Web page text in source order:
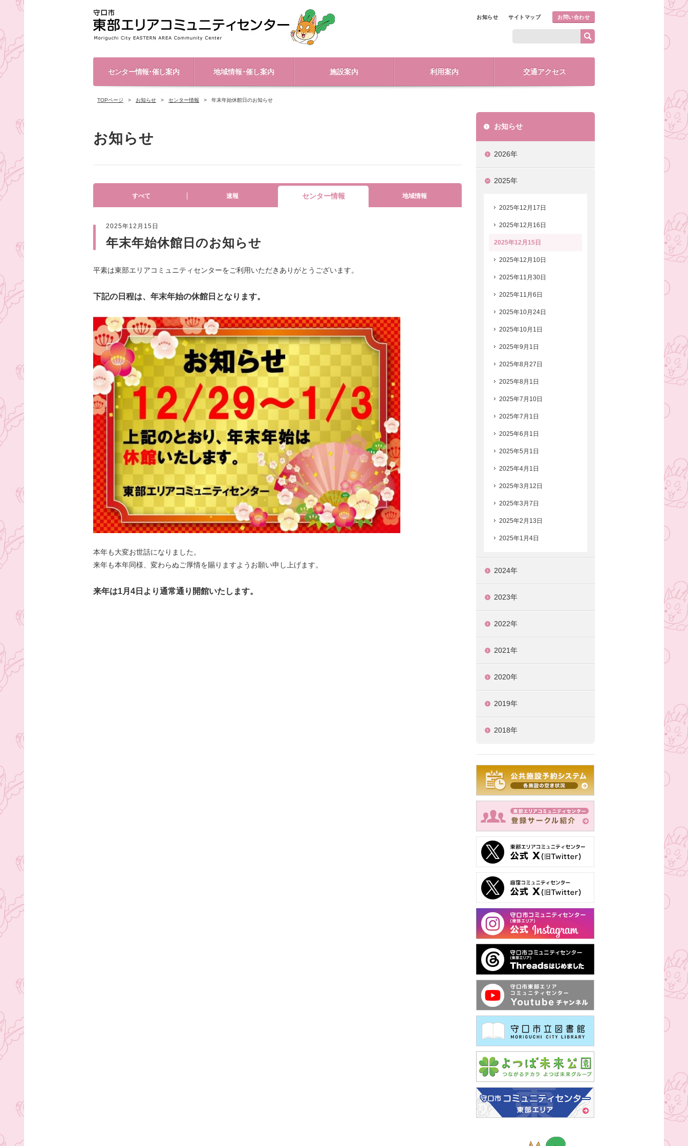
お知らせ サイトマップ お問い合わせ
センター情報･催し案内 地域情報･催し案内 施設案内 利用案内 交通アクセス
TOPページ お知らせ センター情報 年末年始休館日のお知らせ
お知らせ
すべて 速報 センター情報 地域情報
2025年12月15日
年末年始休館日のお知らせ
平素は東部エリアコミュニティセンターをご利用いただきありがとうございます。
下記の日程は、年末年始の休館日となります。
本年も大変お世話になりました。
来年も本年同様、変わらぬご厚情を賜りますようお願い申し上げます。
来年は1月4日より通常通り開館いたします。
お知らせ
2026年
2025年
2025年12月17日
2025年12月16日
2025年12月15日
2025年12月10日
2025年11月30日
2025年11月6日
2025年10月24日
2025年10月1日
2025年9月1日
2025年8月27日
2025年8月1日
2025年7月10日
2025年7月1日
2025年6月1日
2025年5月1日
2025年4月1日
2025年3月12日
2025年3月7日
2025年2月13日
2025年1月4日
2024年
2023年
2022年
2021年
2020年
2019年
2018年